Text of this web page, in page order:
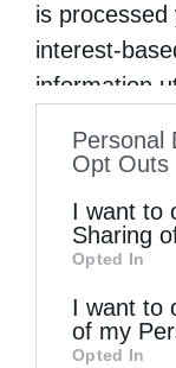
is processed
interest-
information
to your opt-
information
of
information
third parties
Personal
Opt Outs
I want to
Sharing
Opted In
I want to
of my
Opted In